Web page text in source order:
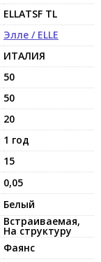
ELLATSF TL
Элле / ELLE
ИТАЛИЯ
50
50
20
1 год
15
0,05
Белый
Встраиваемая,
На структуру
Фаянс